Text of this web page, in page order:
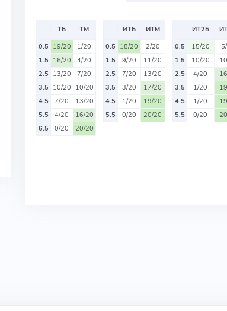
ТБ
ТМ
0.5 19/20
1/20
1.5 16/20
4/20
2.5 13/20
7/20
3.5 10/20 10/20
4.5
7/20
13/20
5.5
4/20
16/20
6.5
0/20 20/20
ИТБ
ИТМ
0.5 18/20
2/20
1.5
9/20
11/20
2.5
7/20
13/20
3.5
3/20
17/20
4.5
1/20
19/20
5.5
0/20 20/20
ИТ2Б
0.5
15/20
1.5
10/20
2.5
4/20
3.5
1/20
4.5
1/20
5.5
0/20